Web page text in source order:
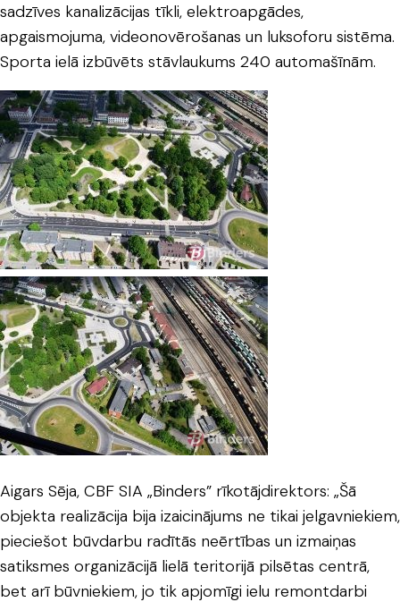
sadzīves kanalizācijas tīkli, elektroapgādes,
apgaismojuma, videonovērošanas un luksoforu sistēma.
Sporta ielā izbūvēts stāvlaukums 240 automašīnām.
Aigars Sēja, CBF SIA „Binders” rīkotājdirektors: „Šā
objekta realizācija bija izaicinājums ne tikai jelgavniekiem,
pieciešot būvdarbu radītās neērtības un izmaiņas
satiksmes organizācijā lielā teritorijā pilsētas centrā,
bet arī būvniekiem, jo tik apjomīgi ielu remontdarbi